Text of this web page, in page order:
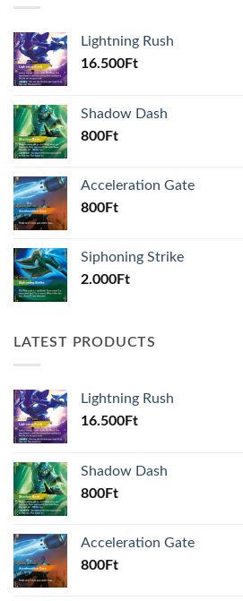
Lightning Rush
16.500Ft
Shadow Dash
800Ft
Acceleration Gate
800Ft
Siphoning Strike
2.000Ft
LATEST PRODUCTS
Lightning Rush
16.500Ft
Shadow Dash
800Ft
Acceleration Gate
800Ft